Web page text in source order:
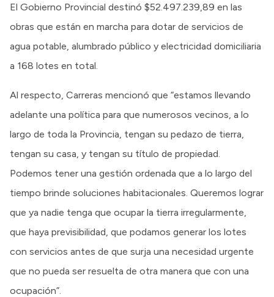
El Gobierno Provincial destinó $52.497.239,89 en las
obras que están en marcha para dotar de servicios de
agua potable, alumbrado público y electricidad domiciliaria
a 168 lotes en total.
Al respecto, Carreras mencionó que “estamos llevando
adelante una política para que numerosos vecinos, a lo
largo de toda la Provincia, tengan su pedazo de tierra,
tengan su casa, y tengan su título de propiedad.
Podemos tener una gestión ordenada que a lo largo del
tiempo brinde soluciones habitacionales. Queremos lograr
que ya nadie tenga que ocupar la tierra irregularmente,
que haya previsibilidad, que podamos generar los lotes
con servicios antes de que surja una necesidad urgente
que no pueda ser resuelta de otra manera que con una
ocupación”.